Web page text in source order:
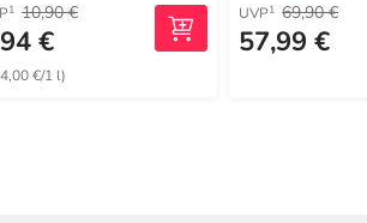
1 10,90 €
€
€/1 l)
UVP1 69,90 €
57,99 €